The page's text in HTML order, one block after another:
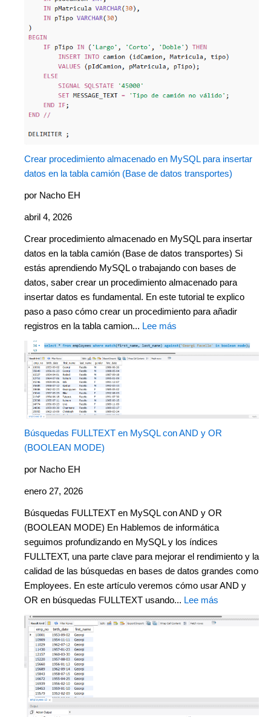
Crear procedimiento almacenado en MySQL para insertar
datos en la tabla camión (Base de datos transportes)
por Nacho EH
abril 4, 2026
Crear procedimiento almacenado en MySQL para insertar
datos en la tabla camión (Base de datos transportes) Si
estás aprendiendo MySQL o trabajando con bases de
datos, saber crear un procedimiento almacenado para
insertar datos es fundamental. En este tutorial te explico
paso a paso cómo crear un procedimiento para añadir
registros en la tabla camion... Lee más
Búsquedas FULLTEXT en MySQL con AND y OR
(BOOLEAN MODE)
por Nacho EH
enero 27, 2026
Búsquedas FULLTEXT en MySQL con AND y OR
(BOOLEAN MODE) En Hablemos de informática
seguimos profundizando en MySQL y los índices
FULLTEXT, una parte clave para mejorar el rendimiento y la
calidad de las búsquedas en bases de datos grandes como
Employees. En este artículo veremos cómo usar AND y
OR en búsquedas FULLTEXT usando... Lee más